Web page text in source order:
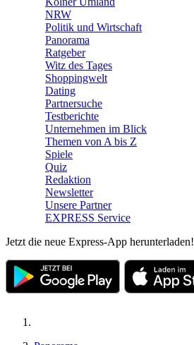
NRW
Politik und Wirtschaft
Panorama
Ratgeber
Witz des Tages
Shoppingwelt
Dating
Partnersuche
Testberichte
Unternehmen im Blick
Themen von A bis Z
Spiele
Quiz
Redaktion
Newsletter
Unsere Partner
EXPRESS Service
Jetzt die neue Express-App herunterladen!